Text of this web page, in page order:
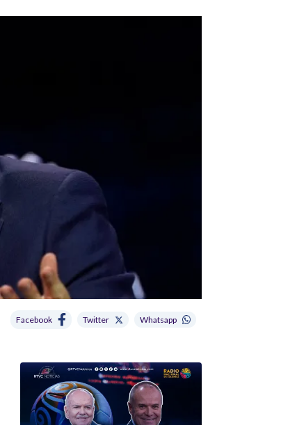
Facebook Twitter Whatsapp